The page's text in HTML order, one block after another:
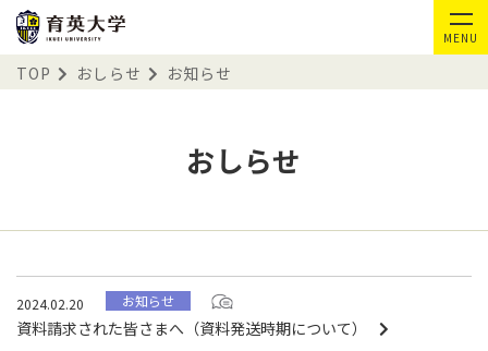
MENU
TOP おしらせ お知らせ
おしらせ
2024.02.20 お知らせ
資料請求された皆さまへ（資料発送時期について）